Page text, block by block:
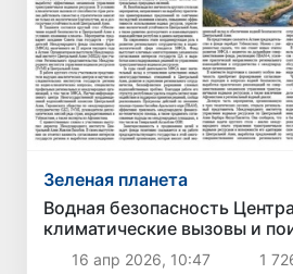
Зеленая планета
Водная безопасность
климатические вызовы и
решений
16 апр 2026, 10:47 1